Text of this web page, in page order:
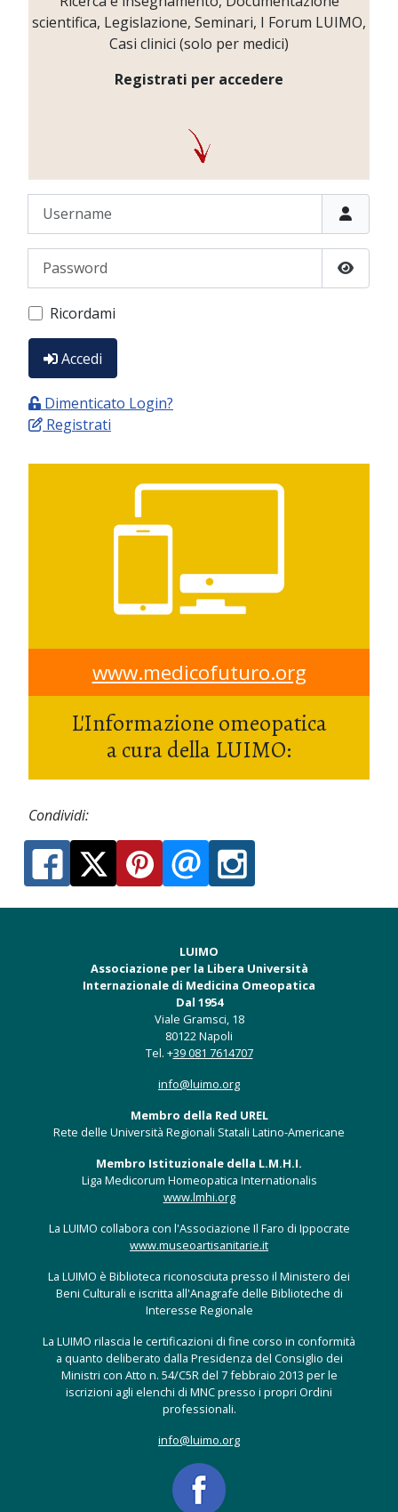
scientifica, Legislazione, Seminari, I Forum LUIMO,
Casi clinici (solo per medici)
Registrati per accedere
Username
Password
Show
Ricordami
Accedi
Dimenticato Login?
Registrati
www.medicofuturo.org
L'Informazione omeopatica
a cura della LUIMO:
Condividi:
LUIMO
Associazione per la Libera Università
Internazionale di Medicina Omeopatica
Dal 1954
Viale Gramsci, 18
80122 Napoli
Tel. +39 081 7614707
info@luimo.org
Membro della Red UREL
Rete delle Università Regionali Statali Latino-Americane
Membro Istituzionale della L.M.H.I.
Liga Medicorum Homeopatica Internationalis
www.lmhi.org
La LUIMO collabora con l'Associazione Il Faro di Ippocrate
www.museoartisanitarie.it
La LUIMO è Biblioteca riconosciuta presso il Ministero dei
Beni Culturali e iscritta all'Anagrafe delle Biblioteche di
Interesse Regionale
La LUIMO rilascia le certificazioni di fine corso in conformità
a quanto deliberato dalla Presidenza del Consiglio dei
Ministri con Atto n. 54/C5R del 7 febbraio 2013 per le
iscrizioni agli elenchi di MNC presso i propri Ordini
professionali.
info@luimo.org